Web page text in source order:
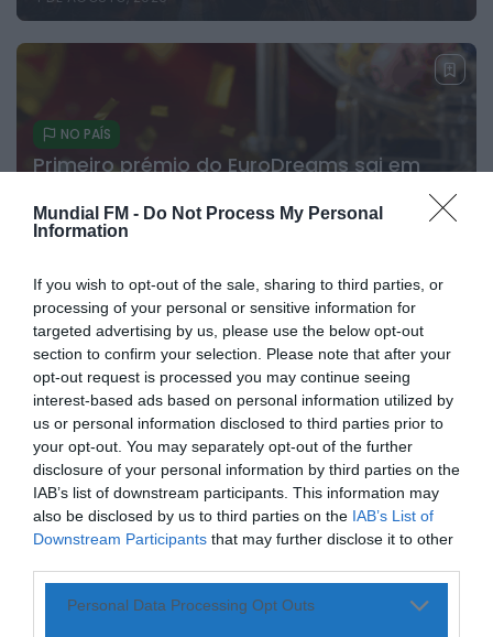
Mundial FM - Do Not Process My Personal
Information
If you wish to opt-out of the sale, sharing to third parties, or
processing of your personal or sensitive information for
targeted advertising by us, please use the below opt-out
section to confirm your selection. Please note that after your
opt-out request is processed you may continue seeing
interest-based ads based on personal information utilized by
us or personal information disclosed to third parties prior to
your opt-out. You may separately opt-out of the further
disclosure of your personal information by third parties on the
IAB’s list of downstream participants. This information may
also be disclosed by us to third parties on the IAB’s List of
Downstream Participants that may further disclose it to other
Personal Data Processing Opt Outs
NO PAÍS
Primeiro prémio do EuroDreams sai em
durante 30 anos
3 DE AGOSTO, 2026
NO PAÍS
Mais de 50 concelhos em risco máximo de
incêndio apesar da descida das
temperaturas e do regresso da chuva
3 DE AGOSTO, 2026
NO PAÍS ÚLTIMA HORA